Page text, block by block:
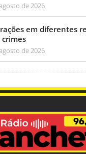
de 2026
em diferentes
de 2026